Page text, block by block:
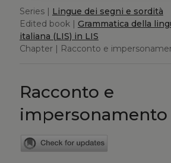
Series | Lingue dei segni e sordità
Edited book | Grammatica della
italiana (LIS) in LIS
Chapter | Racconto e
Racconto e
impersonamento